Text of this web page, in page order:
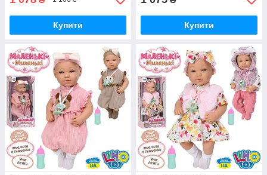
Купити Купити